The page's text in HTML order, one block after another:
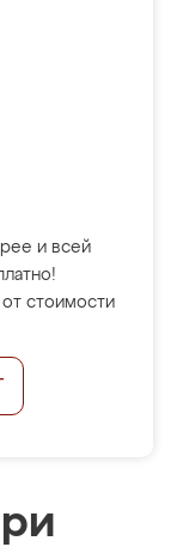
и всей
стоимости